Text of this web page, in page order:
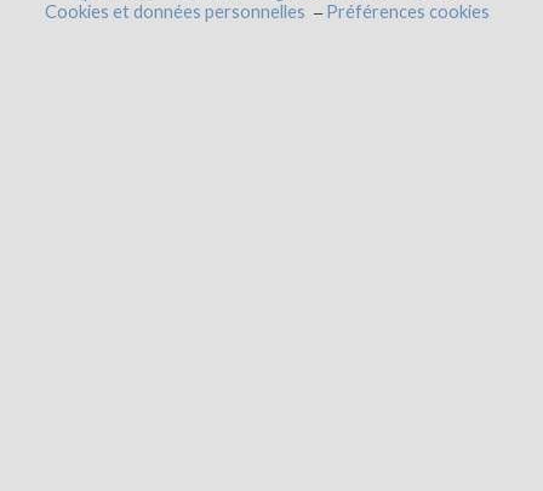
Cookies et données personnelles
Préférences cookies